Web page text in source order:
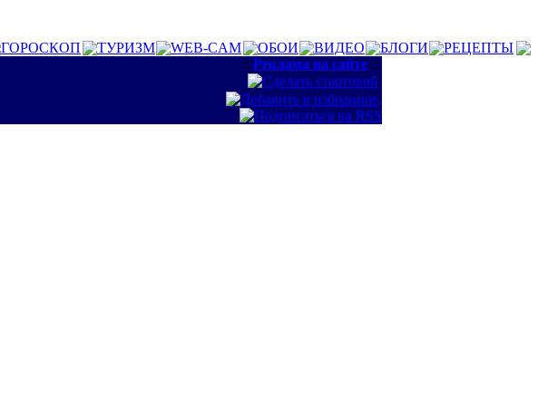
ГОРОСКОП ТУРИЗМ WEB-CAM ОБОИ ВИДЕО БЛОГИ
РЕЦЕПТЫ
:: Реклама на сайте ::